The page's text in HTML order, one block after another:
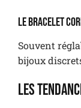
Le bracelet
Souvent
bijoux
Les